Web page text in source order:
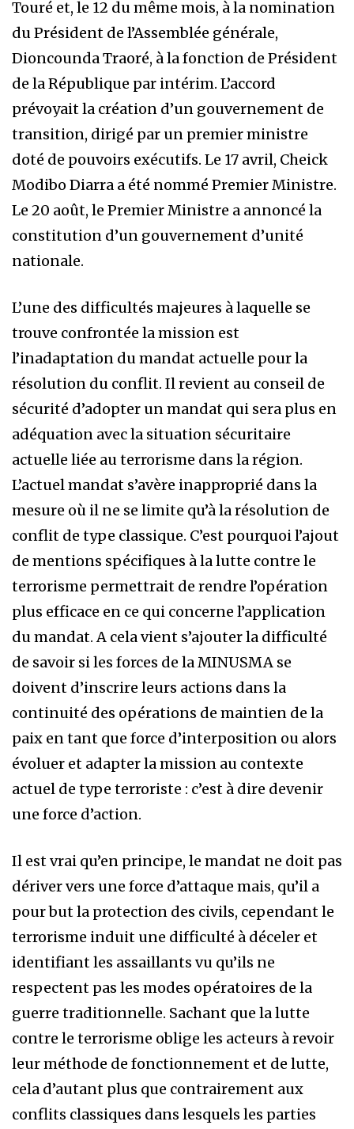
Touré et, le 12 du même mois, à la nomination
du Président de l’Assemblée générale,
Dioncounda Traoré, à la fonction de Président
de la République par intérim. L’accord
prévoyait la création d’un gouvernement de
transition, dirigé par un premier ministre
doté de pouvoirs exécutifs. Le 17 avril, Cheick
Modibo Diarra a été nommé Premier Ministre.
Le 20 août, le Premier Ministre a annoncé la
constitution d’un gouvernement d’unité
nationale.
L’une des difficultés majeures à laquelle se
trouve confrontée la mission est
l’inadaptation du mandat actuelle pour la
résolution du conflit. Il revient au conseil de
sécurité d’adopter un mandat qui sera plus en
adéquation avec la situation sécuritaire
actuelle liée au terrorisme dans la région.
L’actuel mandat s’avère inapproprié dans la
mesure où il ne se limite qu’à la résolution de
conflit de type classique. C’est pourquoi l’ajout
de mentions spécifiques à la lutte contre le
terrorisme permettrait de rendre l’opération
plus efficace en ce qui concerne l’application
du mandat. A cela vient s’ajouter la difficulté
de savoir si les forces de la MINUSMA se
doivent d’inscrire leurs actions dans la
continuité des opérations de maintien de la
paix en tant que force d’interposition ou alors
évoluer et adapter la mission au contexte
actuel de type terroriste : c’est à dire devenir
une force d’action.
Il est vrai qu’en principe, le mandat ne doit pas
dériver vers une force d’attaque mais, qu’il a
pour but la protection des civils, cependant le
terrorisme induit une difficulté à déceler et
identifiant les assaillants vu qu’ils ne
respectent pas les modes opératoires de la
guerre traditionnelle. Sachant que la lutte
contre le terrorisme oblige les acteurs à revoir
leur méthode de fonctionnement et de lutte,
cela d’autant plus que contrairement aux
conflits classiques dans lesquels les parties